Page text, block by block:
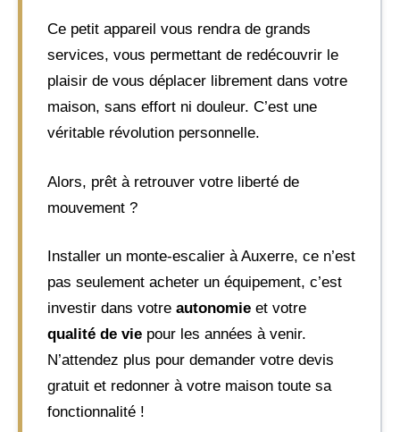
Ce petit appareil vous rendra de grands
services, vous permettant de redécouvrir le
plaisir de vous déplacer librement dans votre
maison, sans effort ni douleur. C’est une
véritable révolution personnelle.
Alors, prêt à retrouver votre liberté de
mouvement ?
Installer un monte-escalier à Auxerre, ce n’est
pas seulement acheter un équipement, c’est
investir dans votre autonomie et votre
qualité de vie pour les années à venir.
N’attendez plus pour demander votre devis
gratuit et redonner à votre maison toute sa
fonctionnalité !